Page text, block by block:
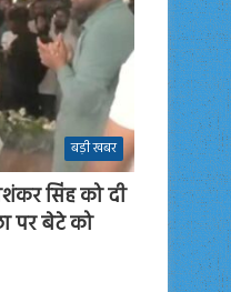
बड़ी खबर
सिंह को दी
पर बेटे को